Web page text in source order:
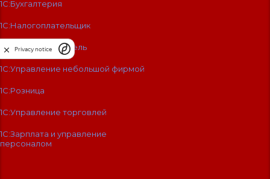
1С:Бухгалтерия
1С:Налогоплательщик
1С:Предприниматель
1С:Управление небольшой фирмой
1С:Розница
1С:Управление торговлей
1С:Зарплата и управление
персоналом
Privacy notice